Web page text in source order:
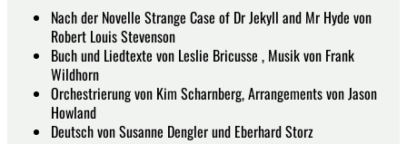
Nach der Novelle Strange Case of Dr Jekyll and Mr Hyde von
Robert Louis Stevenson
Buch und Liedtexte von Leslie Bricusse , Musik von Frank
Wildhorn
Orchestrierung von Kim Scharnberg, Arrangements von Jason
Howland
Deutsch von Susanne Dengler und Eberhard Storz